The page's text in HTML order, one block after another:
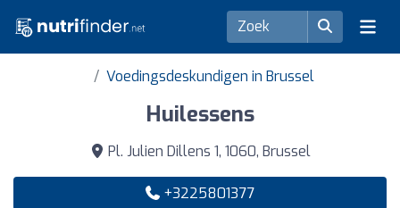
Voedingsdeskundigen in Brussel
Huilessens
Pl. Julien Dillens 1, 1060, Brussel
+3225801377